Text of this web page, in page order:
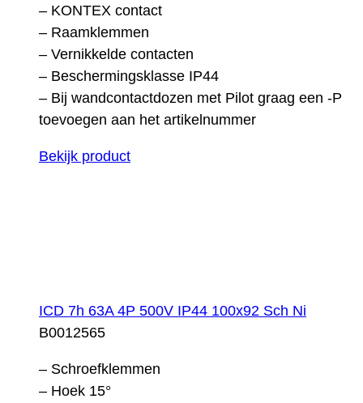
– KONTEX contact
– Raamklemmen
– Vernikkelde contacten
– Beschermingsklasse IP44
– Bij wandcontactdozen met Pilot graag een -P
toevoegen aan het artikelnummer
Bekijk product
ICD 7h 63A 4P 500V IP44 100x92 Sch Ni
B0012565
– Schroefklemmen
– Hoek 15°